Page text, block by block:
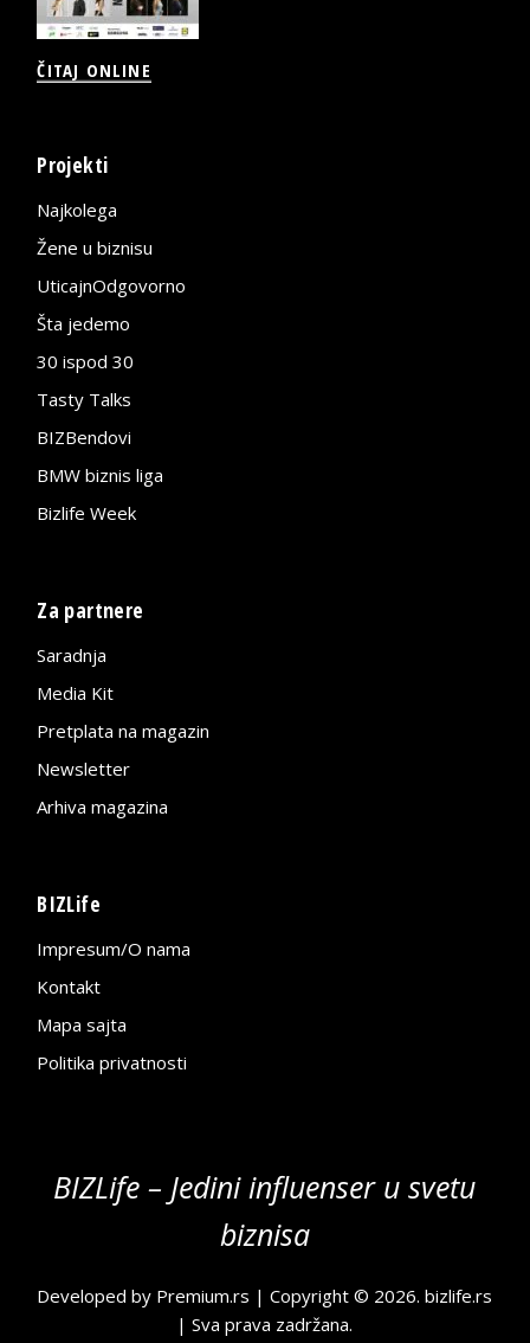
ČITAJ ONLINE
Projekti
Najkolega
Žene u biznisu
UticajnOdgovorno
Šta jedemo
30 ispod 30
Tasty Talks
BIZBendovi
BMW biznis liga
Bizlife Week
Za partnere
Saradnja
Media Kit
Pretplata na magazin
Newsletter
Arhiva magazina
BIZLife
Impresum/O nama
Kontakt
Mapa sajta
Politika privatnosti
BIZLife – Jedini influenser u svetu
biznisa
Developed by Premium.rs | Copyright © 2026.bizlife.rs
| Sva prava zadržana.